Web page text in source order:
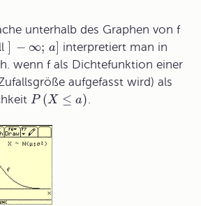
unterhalb des Graphen von f
] − ∞; a] interpretiert man in
wenn f als Dichtefunktion einer
aufgefasst wird) als
P (X ≤ a).